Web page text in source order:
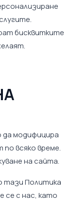
бисквитките
да модифицира
всяко време.
на сайта.
тази Политика
се с нас, като